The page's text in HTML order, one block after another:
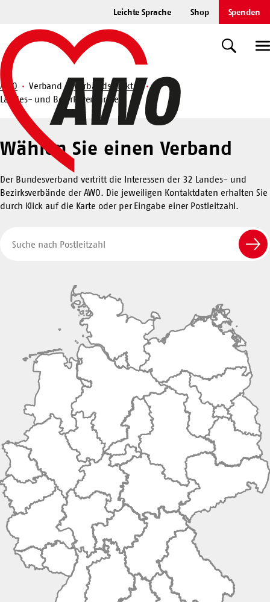
springen
Leichte Sprache Shop Spenden
Startseite
Suche
Suche
AWO Verband
Verbandsstruktur
Landes- und Bezirksverbände
Landesverbände
und
Bezirksverbände
Wählen Sie einen Verband
Der Bundesverband vertritt die Interessen der 32 Landes- und
Bezirksverbände der AWO. Die jeweiligen Kontaktdaten erhalten Sie
durch Klick auf die Karte oder per Eingabe einer Postleitzahl.
nach